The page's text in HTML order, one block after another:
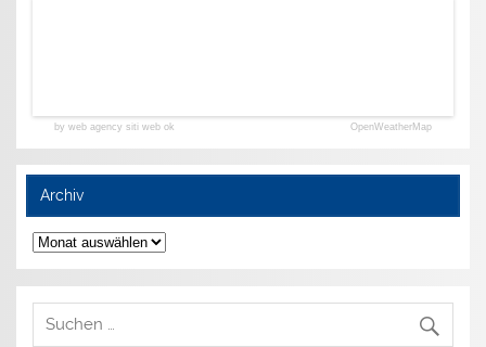
by web agency siti web ok OpenWeatherMap
Archiv
Archiv